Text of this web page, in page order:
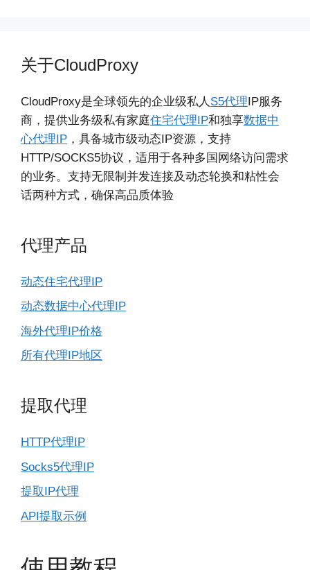
关于CloudProxy
CloudProxy是全球领先的企业级私人 S5代理IP服务
商，提供业务级私有家庭住宅代理IP和独享数据中
心代理IP ，具备城市级动态IP资源，支持
HTTP/SOCKS5协议，适用于各种多国网络访问需求
的业务。支持无限制并发连接及动态轮换和粘性会
话两种方式，确保高品质体验
代理产品
动态住宅代理IP
动态数据中心代理IP
海外代理IP价格
所有代理IP地区
提取代理
HTTP代理IP
Socks5代理IP
提取IP代理
API提取示例